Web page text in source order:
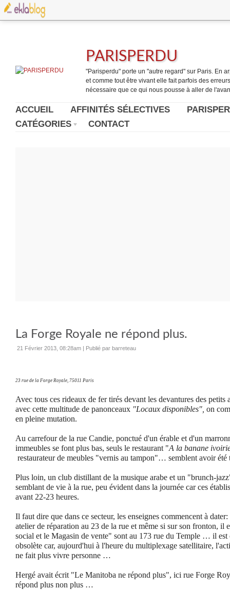
PARISPERDU
"Parisperdu" porte un "autre regard" sur Paris. En
et comme tout être vivant elle fait parfois des
nécessaire que ce qui nous pousse à aller de
ACCUEIL AFFINITÉS SÉLECTIVES
CATÉGORIES
CONTACT
La Forge Royale ne répond plus.
21 Février 2013, 08:28am | Publié par barreteau
23 rue de la Forge Royale, 75011 Paris
Avec tous ces rideaux de fer tirés devant les devantures des petits
avec cette multitude de panonceaux "Locaux disponibles", on
en pleine mutation.
Au carrefour de la rue Candie, ponctué d'un érable et d'un
immeubles se font plus bas, seuls le restaurant "A la banane
restaurateur de meubles "vernis au tampon"… semblent avoir été
Plus loin, un club distillant de la musique arabe et un "brunch-
semblant de vie à la rue, peu évident dans la journée car ces
avant 22-23 heures.
Il faut dire que dans ce secteur, les enseignes commencent à
atelier de réparation au 23 de la rue et même si sur son fronton, il
social et le Magasin de vente" sont au 173 rue du Temple … il est
obsolète car, aujourd'hui à l'heure du multiplexage satellitaire,
ne fait plus vivre personne …
Hergé avait écrit "Le Manitoba ne répond plus", ici rue Forge
répond plus non plus …